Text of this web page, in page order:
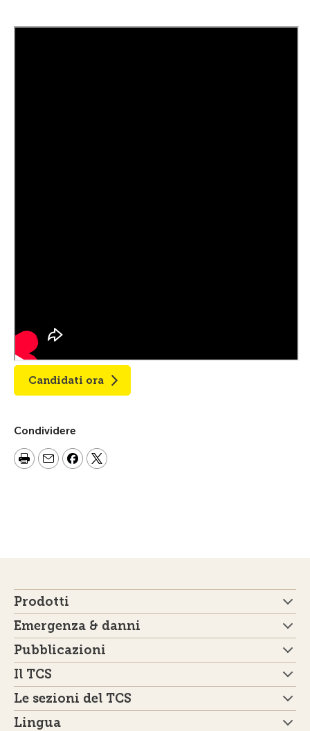
Candidati ora
Condividere
Prodotti
Emergenza & danni
Pubblicazioni
Il TCS
Le sezioni del TCS
Lingua